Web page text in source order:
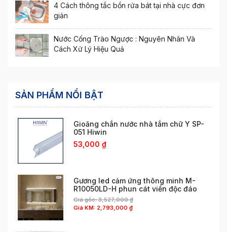
4 Cách thông tắc bồn rửa bát tại nhà cực đơn
giản
Nước Cống Trào Ngược : Nguyên Nhân Và
Cách Xử Lý Hiệu Quả
SẢN PHẨM NỔI BẬT
Gioăng chắn nước nhà tắm chữ Y SP-
051 Hiwin
53,000 ₫
Gương led cảm ứng thông minh M-
R10050LD-H phun cát viền độc đáo
Giá gốc:3,527,000₫
Giá KM: 2,793,000 ₫